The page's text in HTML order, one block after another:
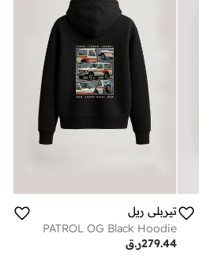
تيربلي ريل
PATROL OG Black Hoodie
ر.ق279.44